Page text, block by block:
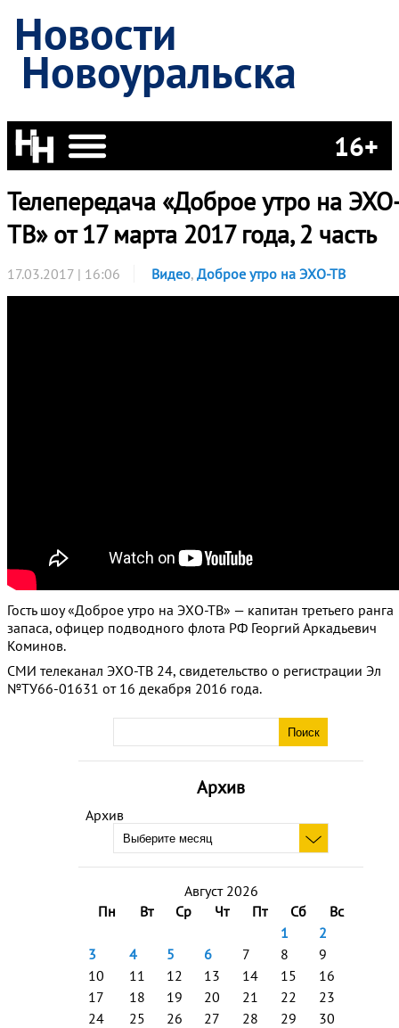
Новости
Новоуральска
16+
Архив
Архив
Август 2026
Пн
Вт Ср Чт Пт Сб
Вс
1
2
3
4 5 6 7 8
9
10
11 12 13 14 15
16
17
18 19 20 21 22
23
24
25 26 27 28 29
30
Телепередача «Доброе утро на
ТВ» от 17 марта 2017 года, 2 часть
17.03.2017 | 16:06 Видео, Доброе утро на ЭХО-ТВ
Гость шоу «Доброе утро на ЭХО-ТВ» — капитан третьего ранга
запаса, офицер подводного флота РФ Георгий Аркадьевич
Коминов.
СМИ телеканал ЭХО-ТВ 24, свидетельство о регистрации Эл
№ТУ66-01631 от 16 декабря 2016 года.